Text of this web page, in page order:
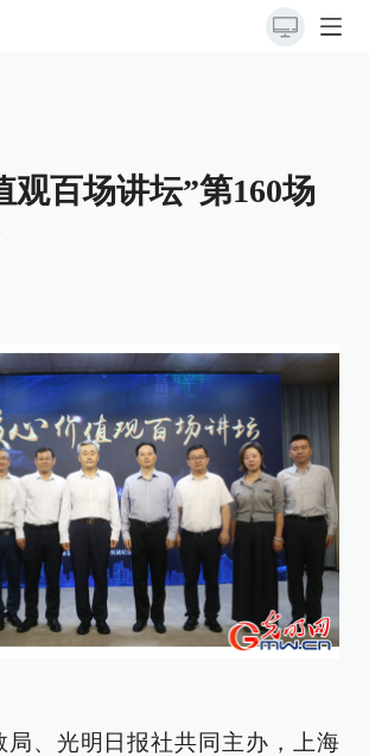
观百场讲坛”第160场
局、光明日报社共同主办，上海